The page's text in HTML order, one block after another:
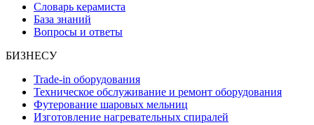
Словарь керамиста
База знаний
Вопросы и ответы
БИЗНЕСУ
Trade-in оборудования
Техническое обслуживание и ремонт оборудования
Футерование шаровых мельниц
Изготовление нагревательных спиралей